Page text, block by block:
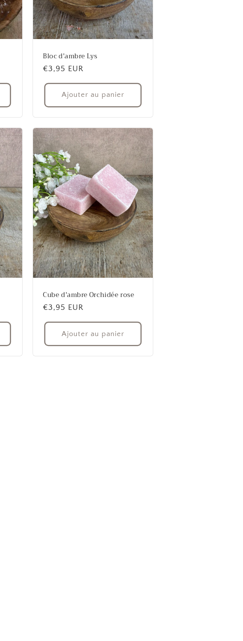
Bloc d'ambre Lys
Prix
€3,95 EUR
Ajouter au panier
Cube d'ambre Orchidée rose
Prix
habituel
€3,95 EUR
Ajouter au panier